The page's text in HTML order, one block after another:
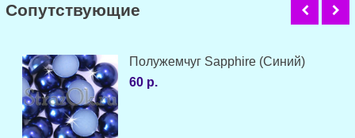
Cопутствующие
Полужемчуг Sapphire (Синий)
60 р.